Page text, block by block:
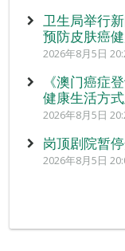
卫生局举行
预防皮肤癌
2026年8月5日
《澳门癌症
健康生活方
2026年8月5日
岗顶剧院暂
2026年8月5日